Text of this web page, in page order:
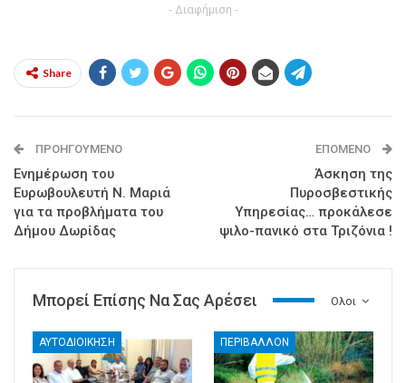
- Διαφήμιση -
Share
ΠΡΟΗΓΟΎΜΕΝΟ
Ενημέρωση του
Ευρωβουλευτή Ν. Μαριά
για τα προβλήματα του
Δήμου Δωρίδας
ΕΠΌΜΕΝΟ
Άσκηση της
Πυροσβεστικής
Υπηρεσίας… προκάλεσε
ψιλο-πανικό στα Τριζόνια !
Ολοι
Μπορεί Επίσης Να Σας Αρέσει
ΑΥΤΟΔΙΟΙΚΗΣΗ ΠΕΡΙΒΑΛΛΟΝ